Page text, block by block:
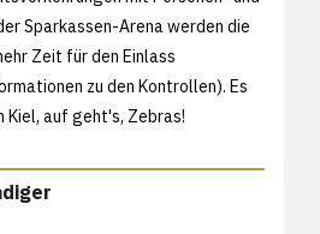
Sparkassen-Arena werden die
Zeit für den Einlass
zu den Kontrollen). Es
auf geht's, Zebras!